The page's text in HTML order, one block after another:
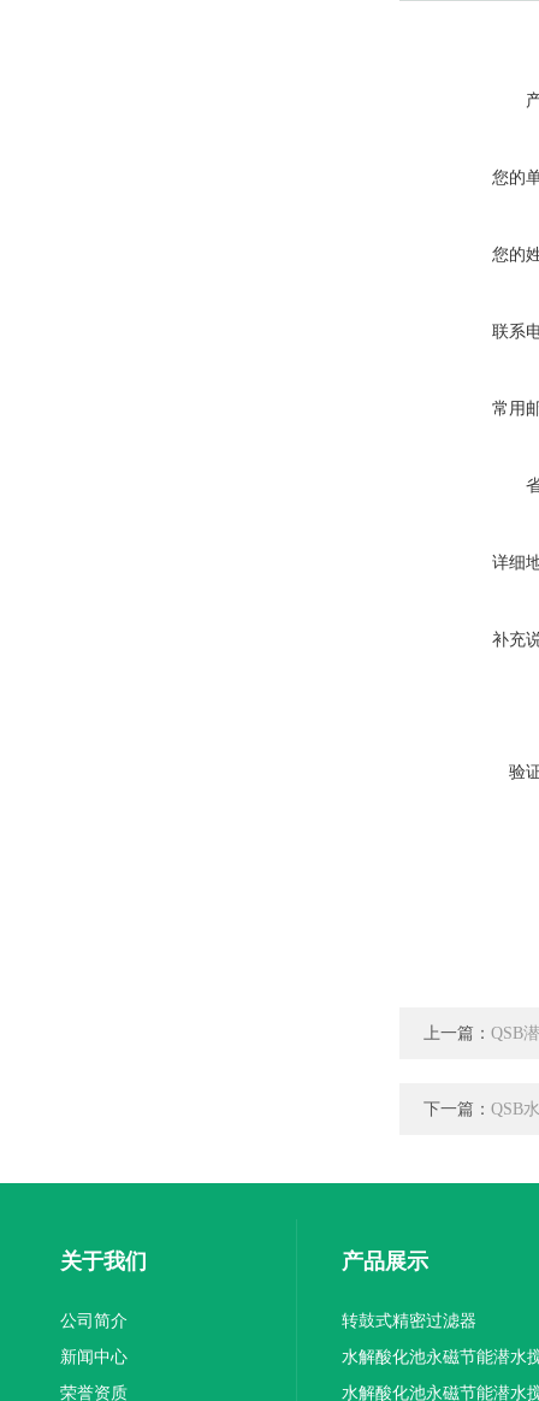
您的
您的
联系
常用
详细
补充
验
上一篇： QSB
下一篇： QSB
关于我们
公司简介
新闻中心
荣誉资质
产品展示
转鼓式精密过滤器
水解酸化池永磁节能潜水
机厂家供应
水解酸化池永磁节能潜水